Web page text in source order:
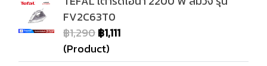
FV2C63T0
฿1,290฿1,111
(Product)